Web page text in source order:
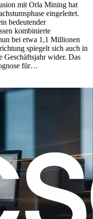
mit Orla Mining hat
eingeleitet.
bedeutender
kombinierte
bei etwa 1,1 Millionen
spiegelt sich auch in
Geschäftsjahr wider. Das
für…